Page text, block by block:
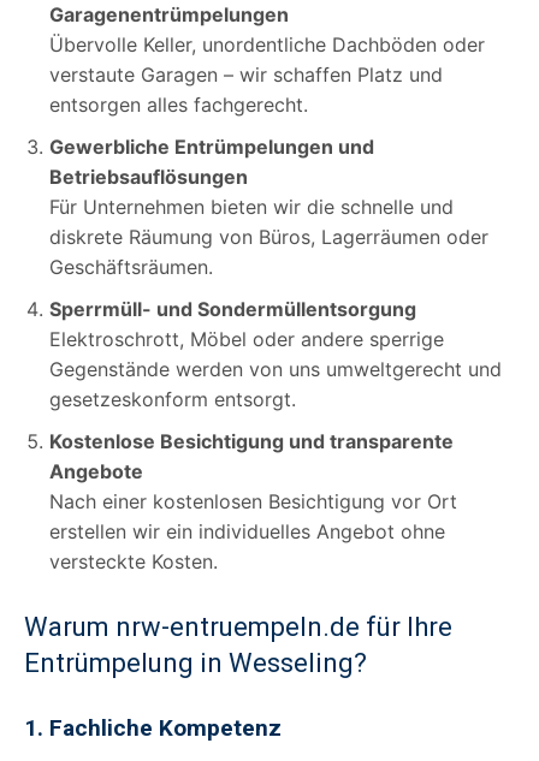
Garagenentrümpelungen
Übervolle Keller, unordentliche Dachböden oder
verstaute Garagen – wir schaffen Platz und
entsorgen alles fachgerecht.
Gewerbliche Entrümpelungen und
Betriebsauflösungen
Für Unternehmen bieten wir die schnelle und
diskrete Räumung von Büros, Lagerräumen oder
Geschäftsräumen.
Sperrmüll- und Sondermüllentsorgung
Elektroschrott, Möbel oder andere sperrige
Gegenstände werden von uns umweltgerecht und
gesetzeskonform entsorgt.
Kostenlose Besichtigung und transparente
Angebote
Nach einer kostenlosen Besichtigung vor Ort
erstellen wir ein individuelles Angebot ohne
versteckte Kosten.
Warum nrw-entruempeln.de für Ihre
Entrümpelung in Wesseling?
1. Fachliche Kompetenz